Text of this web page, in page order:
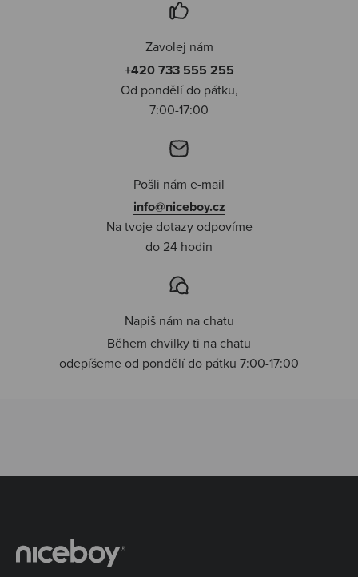
Zavolej nám
+420 733 555 255
Od pondělí do pátku,
7:00-17:00
Pošli nám e-mail
info@niceboy.cz
Na tvoje dotazy odpovíme
do 24 hodin
Napiš nám na chatu
Během chvilky ti na chatu
odepíšeme od pondělí do pátku 7:00-17:00